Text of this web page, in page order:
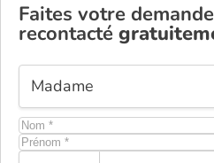
Faites votre
recontacté